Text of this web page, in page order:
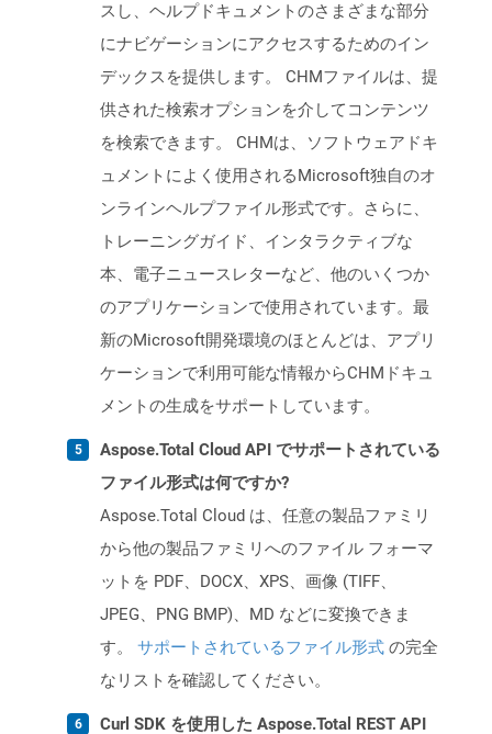
スし、ヘルプドキュメントのさまざまな部分
にナビゲーションにアクセスするためのイン
デックスを提供します。 CHMファイルは、提
供された検索オプションを介してコンテンツ
を検索できます。 CHMは、ソフトウェアドキ
ュメントによく使用されるMicrosoft独自のオ
ンラインヘルプファイル形式です。さらに、
トレーニングガイド、インタラクティブな
本、電子ニュースレターなど、他のいくつか
のアプリケーションで使用されています。最
新のMicrosoft開発環境のほとんどは、アプリ
ケーションで利用可能な情報からCHMドキュ
メントの生成をサポートしています。
Aspose.Total Cloud API でサポートされている
ファイル形式は何ですか?
Aspose.Total Cloud は、任意の製品ファミリ
から他の製品ファミリへのファイル フォーマ
ットを PDF、DOCX、XPS、画像 (TIFF、
JPEG、PNG BMP)、MD などに変換できま
す。 サポートされているファイル形式 の完全
なリストを確認してください。
Curl SDK を使用した Aspose.Total REST API